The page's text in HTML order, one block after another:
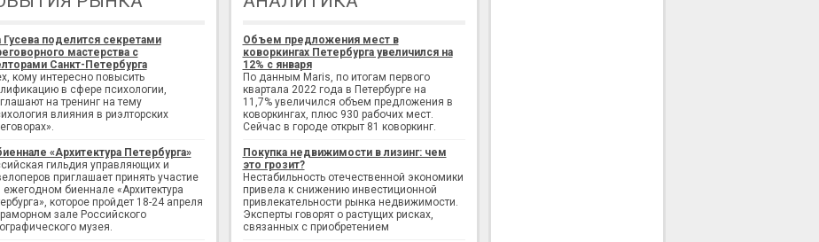
Гусева поделится секретами
мастерства с
Санкт-Петербурга
кому интересно повысить
в сфере психологии,
на тренинг на тему
влияния в риэлторских
«Архитектура Петербурга»
гильдия управляющих и
приглашает принять участие
ежегодном биеннале «Архитектура
которое пройдет 18-24 апреля
зале Российского
музея.
Объем предложения мест в
коворкингах Петербурга увеличился на
12% с января
По данным Maris, по итогам первого
квартала 2022 года в Петербурге на
11,7% увеличился объем предложения в
коворкингах, плюс 930 рабочих мест.
Сейчас в городе открыт 81 коворкинг.
Покупка недвижимости в лизинг: чем
это грозит?
Нестабильность отечественной экономики
привела к снижению инвестиционной
привлекательности рынка недвижимости.
Эксперты говорят о растущих рисках,
связанных с приобретением